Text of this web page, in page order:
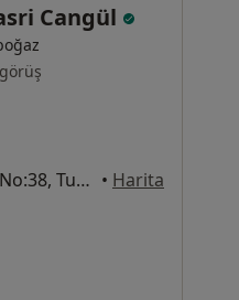
Cangül
Yıldırım Mahallesi Gar Sokak No:38, Turgutlu • Harita